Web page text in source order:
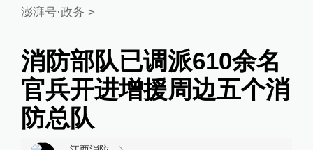
澎湃号·政务 >
消防部队已调派610余名
官兵开进增援周边五个消
防总队